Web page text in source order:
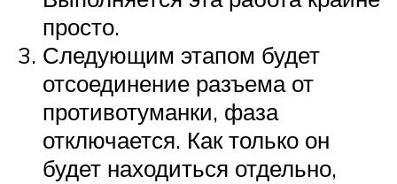
просто.
Следующим этапом будет
отсоединение разъема от
противотуманки, фаза
отключается. Как только он
будет находиться отдельно,